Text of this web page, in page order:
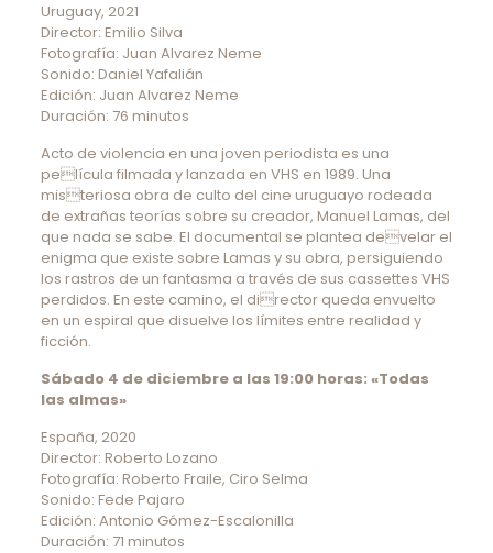
Uruguay, 2021
Director: Emilio Silva
Fotografía: Juan Alvarez Neme
Sonido: Daniel Yafalián
Edición: Juan Alvarez Neme
Duración: 76 minutos
Acto de violencia en una joven periodista es una
película filmada y lanzada en VHS en 1989. Una
misteriosa obra de culto del cine uruguayo rodeada
de extrañas teorías sobre su creador, Manuel Lamas, del
que nada se sabe. El documental se plantea develar el
enigma que existe sobre Lamas y su obra, persiguiendo
los rastros de un fantasma a través de sus cassettes VHS
perdidos. En este camino, el director queda envuelto
en un espiral que disuelve los límites entre realidad y
ficción.
Sábado 4 de diciembre a las 19:00 horas: «Todas
las almas»
España, 2020
Director: Roberto Lozano
Fotografía: Roberto Fraile, Ciro Selma
Sonido: Fede Pajaro
Edición: Antonio Gómez-Escalonilla
Duración: 71 minutos